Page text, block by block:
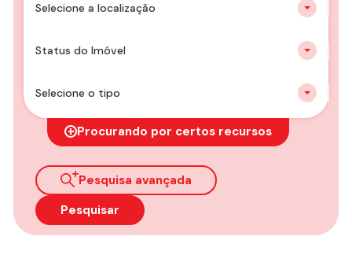
Selecione a localização
Status do Imóvel
Selecione o tipo
Procurando por certos recursos
Pesquisa avançada
Pesquisar